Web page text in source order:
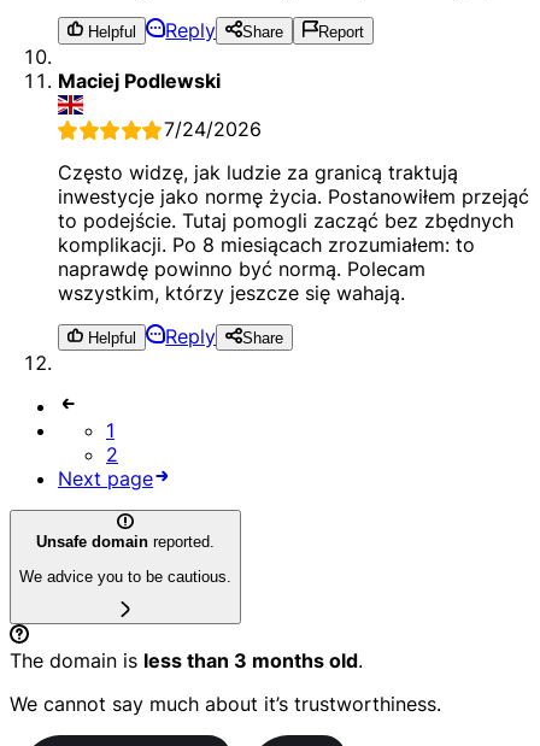
Helpful Reply Share Report
Maciej Podlewski
7/24/2026
Często widzę, jak ludzie za granicą traktują
inwestycje jako normę życia. Postanowiłem przejąć
to podejście. Tutaj pomogli zacząć bez zbędnych
komplikacji. Po 8 miesiącach zrozumiałem: to
naprawdę powinno być normą. Polecam
wszystkim, którzy jeszcze się wahają.
Helpful Reply Share
1
2
Next page
Unsafe domain reported.
We advice you to be cautious.
The domain is less than 3 months old.
We cannot say much about it’s trustworthiness.